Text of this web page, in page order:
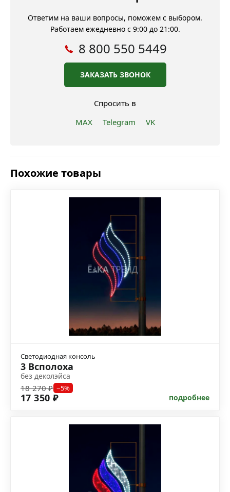
Ответим на ваши вопросы, поможем с выбором.
Работаем ежедневно с 9:00 до 21:00.
8 800 550 5449
ЗАКАЗАТЬ ЗВОНОК
Спросить в
MAX
Telegram VK
Похожие товары
Светодиодная консоль
3 Всполоха
без деколэйса
18 270 ₽ −5%
17 350 ₽ подробнее